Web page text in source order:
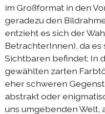
im Großformat in den
geradezu den
entzieht es sich der
BetrachterInnen), da es
Sichtbaren befindet: In
gewählten zarten
eher schweren
abstrakt oder
uns umgebenden Welt,